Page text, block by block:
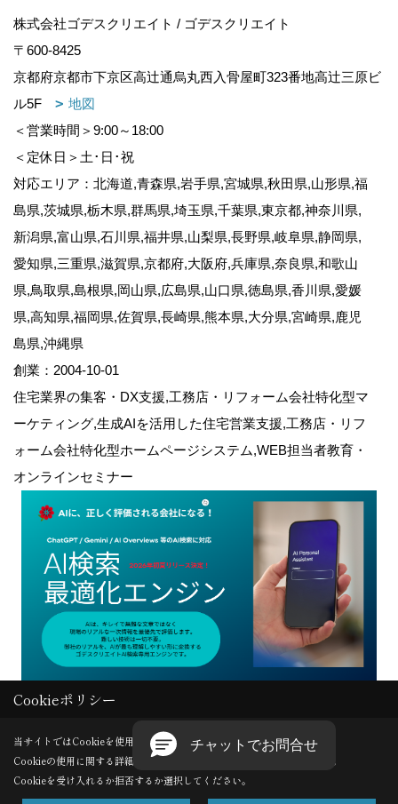
株式会社ゴデスクリエイト / ゴデスクリエイト
〒600-8425
京都府京都市下京区高辻通烏丸西入骨屋町323番地高辻三原ビ
ル5F
地図
＜営業時間＞9:00～18:00
＜定休日＞土･日･祝
対応エリア：北海道,青森県,岩手県,宮城県,秋田県,山形県,福
島県,茨城県,栃木県,群馬県,埼玉県,千葉県,東京都,神奈川県,
新潟県,富山県,石川県,福井県,山梨県,長野県,岐阜県,静岡県,
愛知県,三重県,滋賀県,京都府,大阪府,兵庫県,奈良県,和歌山
県,鳥取県,島根県,岡山県,広島県,山口県,徳島県,香川県,愛媛
県,高知県,福岡県,佐賀県,長崎県,熊本県,大分県,宮崎県,鹿児
島県,沖縄県
創業：2004-10-01
住宅業界の集客・DX支援,工務店・リフォーム会社特化型マ
ーケティング,生成AIを活用した住宅営業支援,工務店・リフ
ォーム会社特化型ホームページシステム,WEB担当者教育・
オンラインセミナー
Copyright (c) GODDESS CREATE. All Rights Reserved.
Produced byゴデスクリエイト
Cookieポリシー
当サイトではCookieを使用します。
Cookieの使用に関する詳細は 「プライバシーポリシー
」をご覧ください。
Cookieを受け入れるか拒否するか選択してください。